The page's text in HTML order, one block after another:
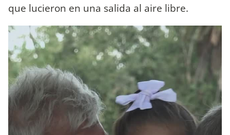
que lucieron en una salida al aire libre.